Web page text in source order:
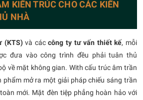
KIẾN TRÚC CHO CÁC KIẾN
NHÀ
(KTS)và cáccông ty tư vấn thiết kế, mỗi
đưa vào công trình đều phải tuân thủ
về mặt không gian. With cấu trúc âm trần
phẩm mở ra một giải pháp chiếu sáng trần
mới. Mặt đèn tiệp phẳng hoàn hảo với